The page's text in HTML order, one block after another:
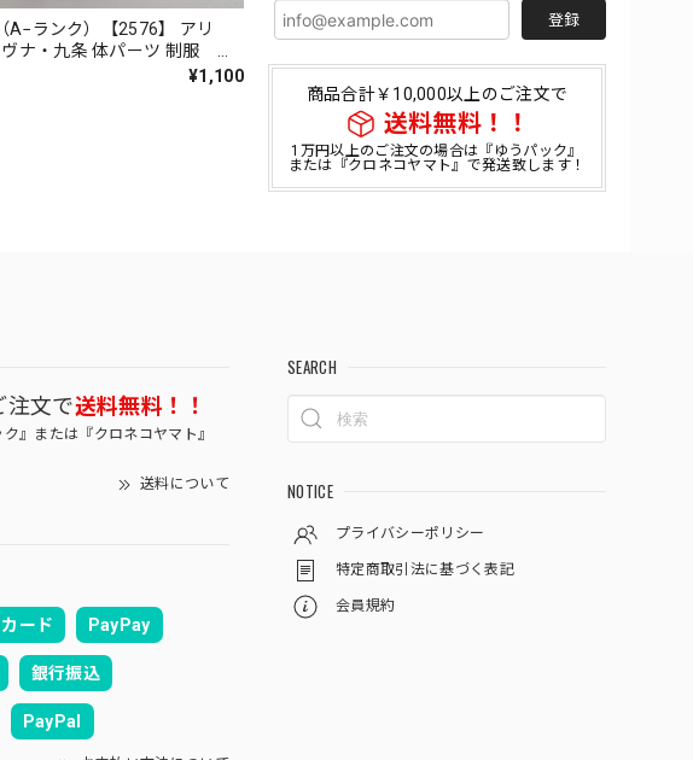
登録
商品合計￥10,000以上のご注文で
送料無料！！
1万円以上のご注文の場合は『ゆうパック』
または『クロネコヤマト』で発送致します！
A−ランク）【2576】 アリ
ナ・九条 体パーツ 制服 ね
¥1,100
注文で送料無料！！
』または『クロネコヤマト』
送料について
ード PayPay
銀行振込
PayPal
SEARCH
NOTICE
プライバシーポリシー
特定商取引法に基づく表記
会員規約